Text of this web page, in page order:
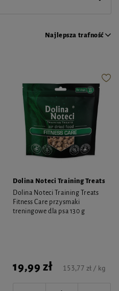
Najlepsza trafność
Dolina Noteci Training Treats
Dolina Noteci Training Treats
Fitness Care przysmaki
treningowe dla psa 130 g
19,99 zł 153,77 zł / kg